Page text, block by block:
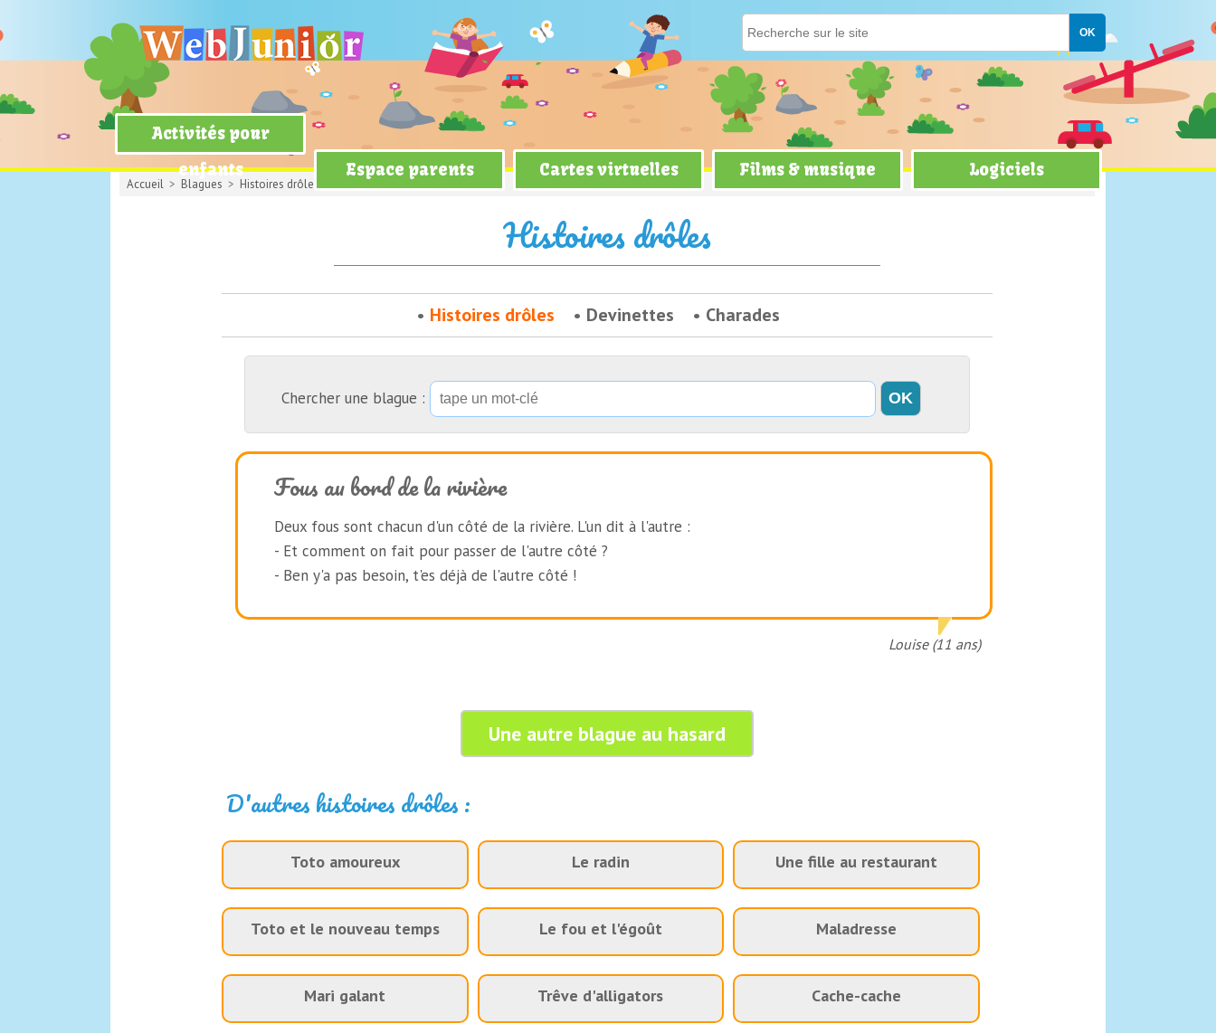
Activités pour
enfants
Espace parents Cartes virtuelles Films & musique Logiciels
Accueil > Blagues > Histoires drôles > Fous au bord de la rivière
Histoires drôles
Histoires drôles Devinettes Charades
Chercher une blague :
Fous au bord de la rivière
Deux fous sont chacun d'un côté de la rivière. L'un dit à l'autre :
- Et comment on fait pour passer de l'autre côté ?
- Ben y'a pas besoin, t'es déjà de l'autre côté !
Louise (11 ans)
Une autre blague au hasard
D'autres histoires drôles :
Toto amoureux Le radin Une fille au restaurant
Toto et le nouveau temps Le fou et l'égoût Maladresse
Mari galant Trêve d'alligators Cache-cache